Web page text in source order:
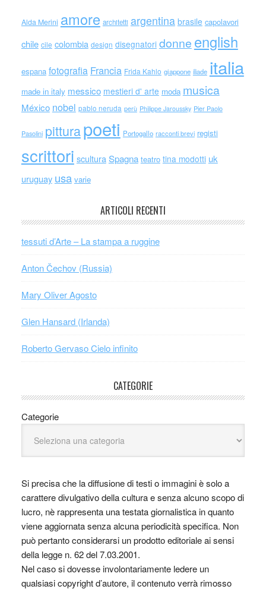
Alda Merini amore architetti argentina brasile capolavori
chile cile colombia design disegnatori donne english
espana fotografia Francia Frida Kahlo giappone iliade italia
made in italy messico mestieri d' arte moda musica
México nobel pablo neruda perù Philippe Jaroussky Pier Paolo
Pasolini pitturapoeti Portogallo racconti brevi registi
scrittori scultura Spagna teatro tina modotti uk
uruguay usa varie
ARTICOLI RECENTI
tessuti d’Arte – La stampa a ruggine
Anton Čechov (Russia)
Mary Oliver Agosto
Glen Hansard (Irlanda)
Roberto Gervaso Cielo infinito
CATEGORIE
Categorie
Si precisa che la diffusione di testi o immagini è solo a
carattere divulgativo della cultura e senza alcuno scopo di
lucro, nè rappresenta una testata giornalistica in quanto
viene aggiornata senza alcuna periodicità specifica. Non
può pertanto considerarsi un prodotto editoriale ai sensi
della legge n. 62 del 7.03.2001.
Nel caso si dovesse involontariamente ledere un
qualsiasi copyright d’autore, il contenuto verrà rimosso